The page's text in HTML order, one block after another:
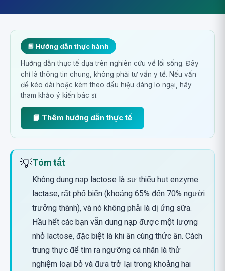
📘 Hướng dẫn thực hành
Hướng dẫn thực tế dựa trên nghiên cứu về lối sống. Đây
chỉ là thông tin chung, không phải tư vấn y tế. Nếu vấn
đề kéo dài hoặc kèm theo dấu hiệu đáng lo ngại, hãy
tham khảo ý kiến bác sĩ.
📘 Thêm hướng dẫn thực tế
💡Tóm tắt
Không dung nạp lactose là sự thiếu hụt enzyme
lactase, rất phổ biến (khoảng 65% đến 70% người
trưởng thành), và nó không phải là dị ứng sữa.
Hầu hết các bạn vẫn dung nạp được một lượng
nhỏ lactose, đặc biệt là khi ăn cùng thức ăn. Cách
trung thực để tìm ra ngưỡng cá nhân là thử
nghiệm loại bỏ và đưa trở lại trong khoảng hai